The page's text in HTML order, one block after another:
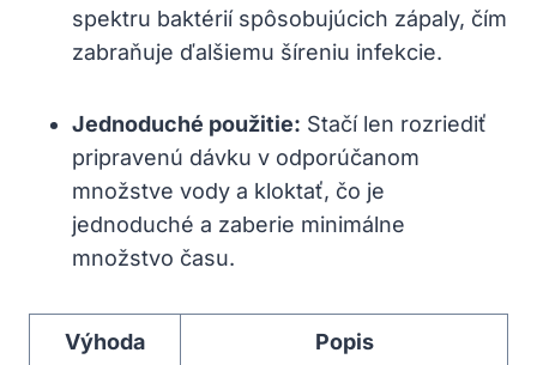
spektru baktérií spôsobujúcich zápaly, čím
zabraňuje ďalšiemu šíreniu infekcie.
Jednoduché použitie: Stačí len rozriediť
pripravenú dávku v odporúčanom
množstve vody a kloktať, čo je
jednoduché a zaberie minimálne
množstvo času.
Výhoda Popis